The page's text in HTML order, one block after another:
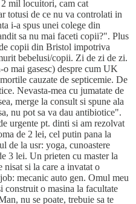
mil locuitori, cam cat
totusi de ce nu va controlati in
i-a spus unei colege din
sa nu mai faceti copii?". Plus
copii din Bristol impotriva
bebelusi/copii. Zi de zi de zi.
o mai gasesc) despre cum UK
cauzate de septicemie. De
Nevasta-mea cu jumatate de
merge la consult si spune ala
nu pot sa va dau antibiotice".
urgente pt. dinti si am rezolvat
de 2 lei, cel putin pana la
de la usr: yoga, cunoastere
3 lei. Un prieten cu master la
nisat si la care a invatat o
mecanic auto gen. Omul meu
construit o masina la facultate
nu se poate, trebuie sa te